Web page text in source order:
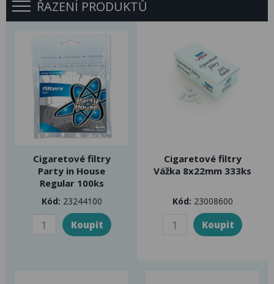
ŘAZENÍ PRODUKTŮ
Cigaretové filtry
Party in House
Regular 100ks
Kód: 23244100
Cigaretové filtry
Vážka 8x22mm 333ks
Kód: 23008600